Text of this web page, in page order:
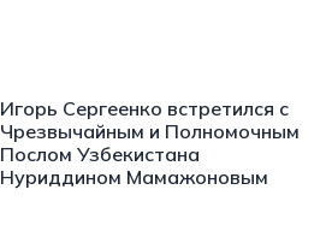
Игорь Сергеенко встретился с
Чрезвычайным и Полномочным
Послом Узбекистана
Нуриддином Мамажоновым